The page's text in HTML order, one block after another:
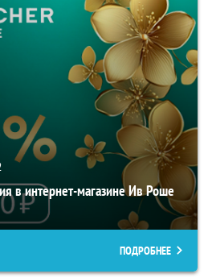
в интернет-магазине Ив Роше
ПОДРОБНЕЕ